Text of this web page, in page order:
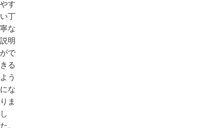
やす
い丁
寧な
説明
がで
きる
よう
にな
りま
し
た。